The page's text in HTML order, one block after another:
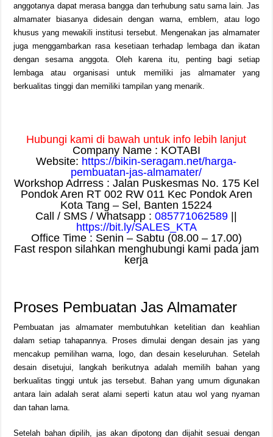
anggotanya dapat merasa bangga dan terhubung satu sama lain. Jas
almamater biasanya didesain dengan warna, emblem, atau logo
khusus yang mewakili institusi tersebut. Mengenakan jas almamater
juga menggambarkan rasa kesetiaan terhadap lembaga dan ikatan
dengan sesama anggota. Oleh karena itu, penting bagi setiap
lembaga atau organisasi untuk memiliki jas almamater yang
berkualitas tinggi dan memiliki tampilan yang menarik.
Hubungi kami di bawah untuk info lebih lanjut
Company Name : KOTABI
Website: https://bikin-seragam.net/harga-
pembuatan-jas-almamater/
Workshop Adrress : Jalan Puskesmas No. 175 Kel
Pondok Aren RT 002 RW 011 Kec Pondok Aren
Kota Tang – Sel, Banten 15224
Call / SMS / Whatsapp :085771062589 ||
https://bit.ly/SALES_KTA
Office Time : Senin – Sabtu (08.00 – 17.00)
Fast respon silahkan menghubungi kami pada jam
kerja
Proses Pembuatan Jas Almamater
Pembuatan jas almamater membutuhkan ketelitian dan keahlian
dalam setiap tahapannya. Proses dimulai dengan desain jas yang
mencakup pemilihan warna, logo, dan desain keseluruhan. Setelah
desain disetujui, langkah berikutnya adalah memilih bahan yang
berkualitas tinggi untuk jas tersebut. Bahan yang umum digunakan
antara lain adalah serat alami seperti katun atau wol yang nyaman
dan tahan lama.
Setelah bahan dipilih, jas akan dipotong dan dijahit sesuai dengan